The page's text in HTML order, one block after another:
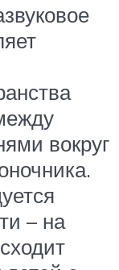
вокруг
– на